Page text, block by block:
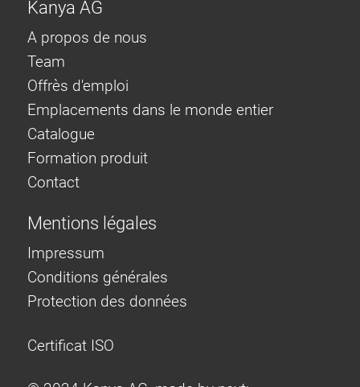
Kanya AG
A propos de nous
Team
Offrès d'emploi
Emplacements dans le monde entier
Catalogue
Formation produit
Contact
Mentions légales
Impressum
Conditions générales
Protection des données
Certificat ISO